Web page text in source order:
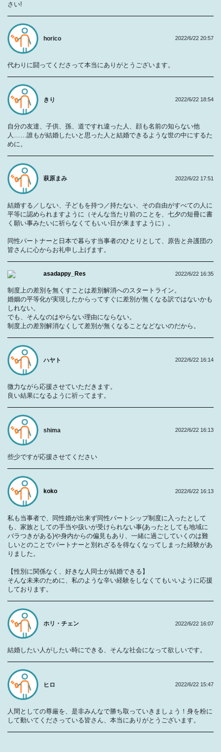
さい!
horico
代わりに闘ってくださって本当にありがとうございます。
2022/6/22 20:57
きり
自分の友達、子供、孫、道ですれ違った人、顔も名前の知らない他
人……誰もが結婚したいと思った人と結婚できるような世の中にするた
めに。
2022/6/22 18:54
萩原まみ
結婚する／しない、子どもを持つ／持たない、その自由がすべての人に
平等に認められますように（そんな当たり前のことを、七夕の短冊に書
く願い事みたいに祈らなくてもいい日が来ますように）。
同性パートナーと日本で暮らす当事者のひとりとして、原告と弁護団の
皆さんに心からお礼申し上げます。
2022/6/22 17:51
asadappy_Res
制度上の差別を無くすことは差別解消へのスタートライン。
婚姻の平等化が実現したからってすぐに差別が無くなる訳ではないかも
しれない。
でも、そんなのはやらない理由にならない。
制度上の差別解消なくして差別が無くなることなどないのだから。
2022/6/22 16:35
ハヤト
微力ながら応援させていただきます。
良い結果になるように祈ってます。
2022/6/22 16:14
shima
些少ですが応援させてください
2022/6/22 16:13
koko
私も当事者で、同性婚が出来ず同性パートシップ制度に入ったとして
も、家族としての手当や扱いが受けられない事(あったとしても地域に
バラつきがある)や身内からの偏見もあり、一緒に過ごしていくのは難
しいとのことでパートナーと別れざるを得なくなってしまった経験があ
りました。
【性別に関係なく、好きな人同士が結婚できる】
そんな未来のために、私のような辛い経験をしなくてもいいように応援
しております。
2022/6/22 16:13
ホリ・チェン
結婚したい人がしたい時にできる、そんな社会になって欲しいです。
2022/6/22 16:07
ヒロ
人間としての尊厳を、是非みんなで勝ち取っていきましょう！身を粉に
して動いてくださっている皆さん、本当にありがとうございます。
2022/6/22 15:47